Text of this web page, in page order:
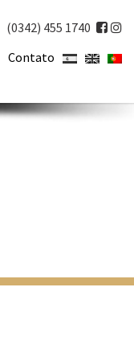
(0342) 455 1740
Contato
×